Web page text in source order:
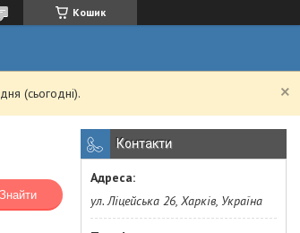
Кошик
(сьогодні).
Знайти
Контакти
ул. Ліцейська 26, Харків, Україна